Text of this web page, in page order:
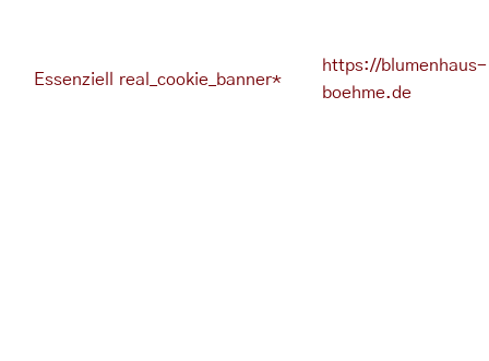
Essenziell real_cookie_banner*
https://blumenhaus-
boehme.de